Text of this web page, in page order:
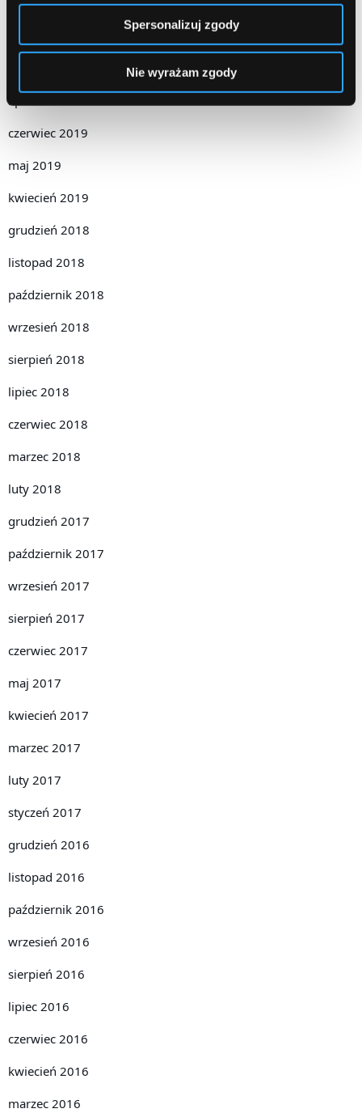
Spersonalizuj zgody
Nie wyrażam zgody
luty 2020
lipiec 2019
czerwiec 2019
maj 2019
kwiecień 2019
grudzień 2018
listopad 2018
październik 2018
wrzesień 2018
sierpień 2018
lipiec 2018
czerwiec 2018
marzec 2018
luty 2018
grudzień 2017
październik 2017
wrzesień 2017
sierpień 2017
czerwiec 2017
maj 2017
kwiecień 2017
marzec 2017
luty 2017
styczeń 2017
grudzień 2016
listopad 2016
październik 2016
wrzesień 2016
sierpień 2016
lipiec 2016
czerwiec 2016
kwiecień 2016
marzec 2016